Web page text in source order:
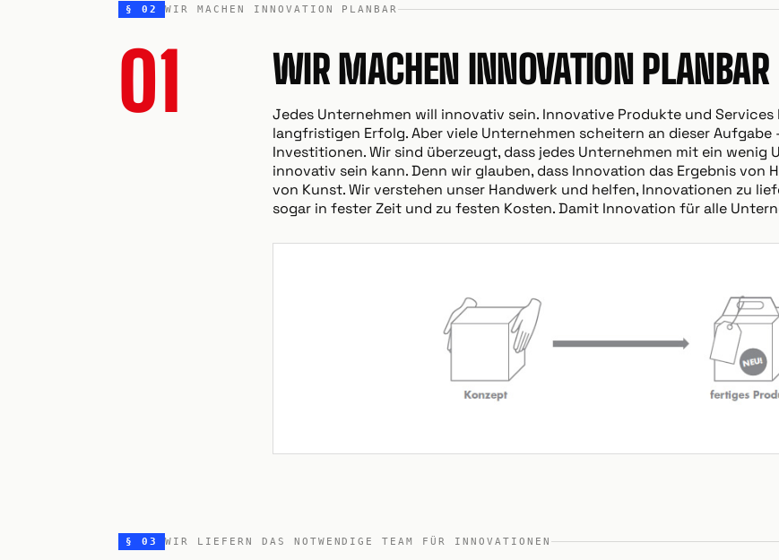
§ 02 WIR MACHEN INNOVATION PLANBAR
01 WIR MACHEN INNOVATION PLANBAR
Jedes Unternehmen will innovativ sein. Innovative Produkte und
langfristigen Erfolg. Aber viele Unternehmen scheitern an dieser
Investitionen. Wir sind überzeugt, dass jedes Unternehmen mit ein
innovativ sein kann. Denn wir glauben, dass Innovation das Ergebnis von
von Kunst. Wir verstehen unser Handwerk und helfen, Innovationen zu
sogar in fester Zeit und zu festen Kosten. Damit Innovation für alle
§ 03 WIR LIEFERN DAS NOTWENDIGE TEAM FÜR INNOVATIONEN